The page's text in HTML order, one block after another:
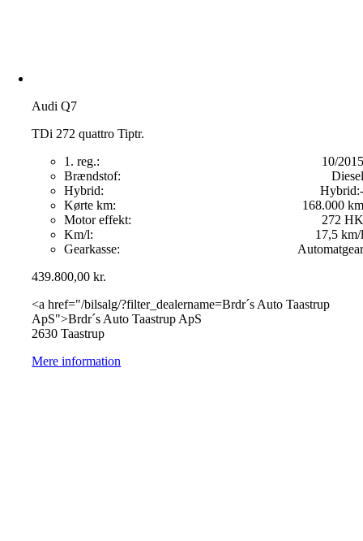
Audi Q7
TDi 272 quattro Tiptr.
1. reg.:
10/2015
Brændstof:
Diesel
Hybrid:
Hybrid:-
Kørte km:
168.000 km
Motor effekt:
272 HK
Km/l:
17,5 km/l
Gearkasse:
Automatgear
439.800,00kr.
<a href="/bilsalg/?filter_dealername=Brdr´s Auto Taastrup
ApS">Brdr´s Auto Taastrup ApS
2630 Taastrup
Mere information